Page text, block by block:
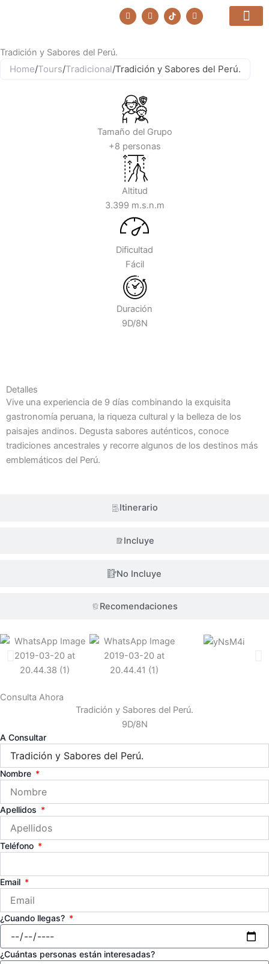
F
a
c
k
I
n
s
a
T
r
i
i
Tradición y Sabores del Perú.
Home/Tours/Tradicional/Tradición y Sabores del Perú.
Tamaño del Grupo
+8 personas
Altitud
3.399 m.s.n.m
Dificultad
Fácil
Duración
9D/8N
Itinerario
Incluye
No Incluye
Recomendaciones
Detalles
Vive una experiencia de 9 días combinando la exquisita
gastronomía peruana, la riqueza cultural y la belleza de los
paisajes andinos. Degusta sabores auténticos, conoce
tradiciones ancestrales y recorre algunos de los destinos más
emblemáticos del Perú.
Consulta Ahora
Tradición y Sabores del Perú.
9D/8N
A Consultar
Nombre
Apellidos
Teléfono
Email
¿Cuando llegas?
¿Cuántas personas están interesadas?